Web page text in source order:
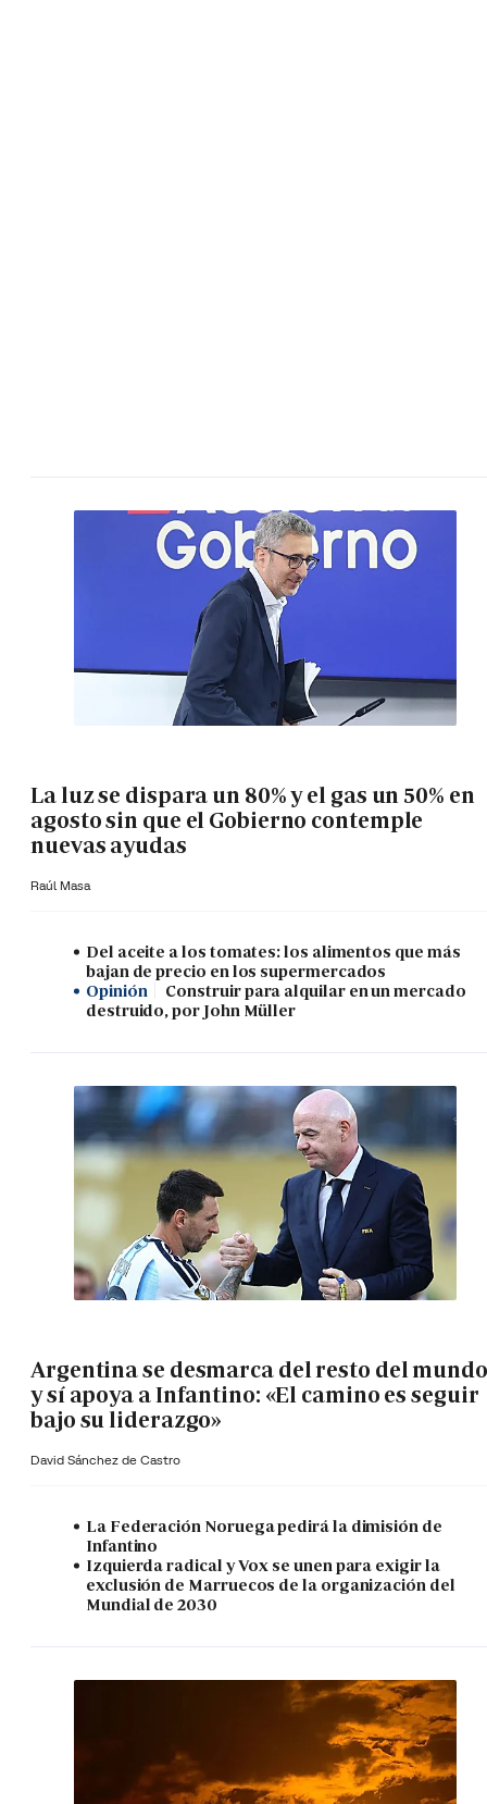
La luz se dispara un 80% y el gas un 50% en
agosto sin que el Gobierno contemple
nuevas ayudas
Raúl Masa
Del aceite a los tomates: los alimentos que más
bajan de precio en los supermercados
Opinión
Construir para alquilar en un mercado
destruido, por John Müller
Argentina se desmarca del resto del mundo
y sí apoya a Infantino: «El camino es seguir
bajo su liderazgo»
David Sánchez de Castro
La Federación Noruega pedirá la dimisión de
Infantino
Izquierda radical y Vox se unen para exigir la
exclusión de Marruecos de la organización del
Mundial de 2030